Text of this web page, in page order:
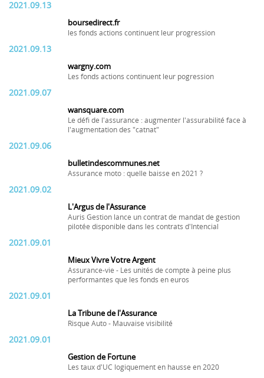
2021.09.13
boursedirect.fr
les fonds actions continuent leur progression
2021.09.13
wargny.com
Les fonds actions continuent leur pogression
2021.09.07
wansquare.com
Le défi de l'assurance : augmenter l'assurabilité face à
l'augmentation des "catnat"
2021.09.06
bulletindescommunes.net
Assurance moto : quelle baisse en 2021 ?
2021.09.02
L'Argus de l'Assurance
Auris Gestion lance un contrat de mandat de gestion
pilotée disponible dans les contrats d'Intencial
2021.09.01
Mieux Vivre Votre Argent
Assurance-vie - Les unités de compte à peine plus
performantes que les fonds en euros
2021.09.01
La Tribune de l'Assurance
Risque Auto - Mauvaise visibilité
2021.09.01
Gestion de Fortune
Les taux d'UC logiquement en hausse en 2020